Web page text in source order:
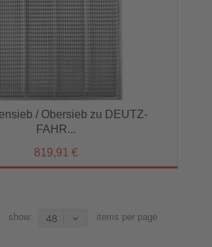
/ Obersieb zu DEUTZ-
FAHR...
819,91 €
show: 48 items per page